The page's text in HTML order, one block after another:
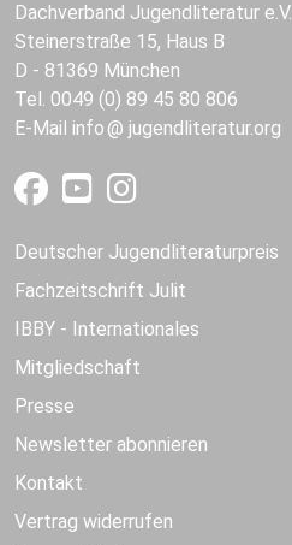
Dachverband Jugendliteratur e.V.
Steinerstraße 15, Haus B
D - 81369 München
Tel. 0049 (0) 89 45 80 806
E-Mail info jugendliteratur.org
Deutscher Jugendliteraturpreis
Fachzeitschrift Julit
IBBY - Internationales
Mitgliedschaft
Presse
Newsletter abonnieren
Kontakt
Vertrag widerrufen